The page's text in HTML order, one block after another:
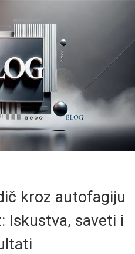
kroz autofagiju
Iskustva, saveti i